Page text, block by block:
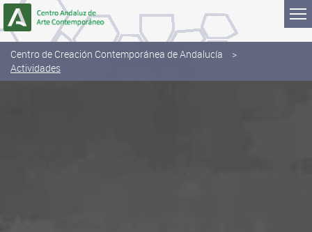
Skip to Content
Centro de Creación Contemporánea de Andalucía
Actividades